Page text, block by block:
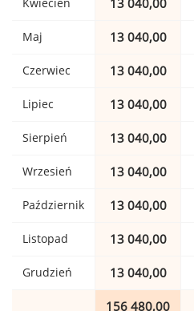
13 040,00
Maj 13 040,00
Czerwiec 13 040,00
Lipiec 13 040,00
Sierpień 13 040,00
Wrzesień 13 040,00
Październik 13 040,00
Listopad 13 040,00
Grudzień 13 040,00
156 480,00